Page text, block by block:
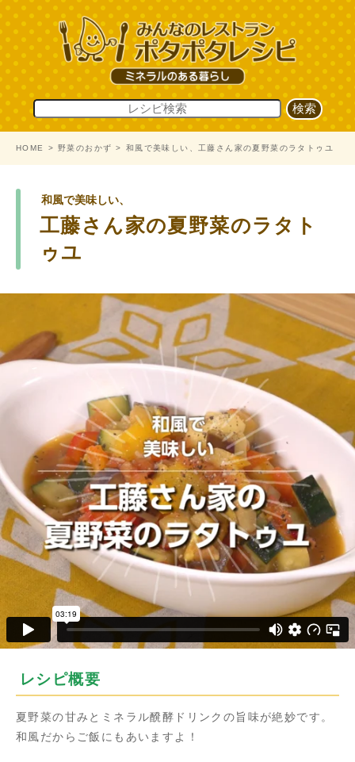
HOME 野菜のおかず 和風で美味しい、工藤さん家の夏野菜のラタトゥユ
和風で美味しい、
工藤さん家の夏野菜のラタト
ゥユ
レシピ概要
夏野菜の甘みとミネラル醗酵ドリンクの旨味が絶妙です。
和風だからご飯にもあいますよ！